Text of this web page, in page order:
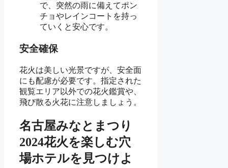
で、突然の雨に備えてポン
チョやレインコートを持っ
ていくと安心です。
安全確保
花火は美しい光景ですが、安全面
にも配慮が必要です。指定された
観覧エリア以外での花火鑑賞や、
飛び散る火花に注意しましょう。
名古屋みなとまつり
2024花火を楽しむ穴
場ホテルを見つけよ